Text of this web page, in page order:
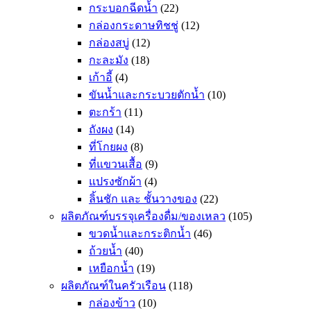
กระบอกฉีดน้ำ (22)
กล่องกระดาษทิชชู่ (12)
กล่องสบู่ (12)
กะละมัง (18)
เก้าอี้ (4)
ขันน้ำและกระบวยตักน้ำ (10)
ตะกร้า (11)
ถังผง (14)
ที่โกยผง (8)
ที่แขวนเสื้อ (9)
แปรงซักผ้า (4)
ลิ้นชัก และ ชั้นวางของ (22)
ผลิตภัณฑ์บรรจุเครื่องดื่ม/ของเหลว (105)
ขวดน้ำและกระติกน้ำ (46)
ถ้วยน้ำ (40)
เหยือกน้ำ (19)
ผลิตภัณฑ์ในครัวเรือน (118)
กล่องข้าว (10)